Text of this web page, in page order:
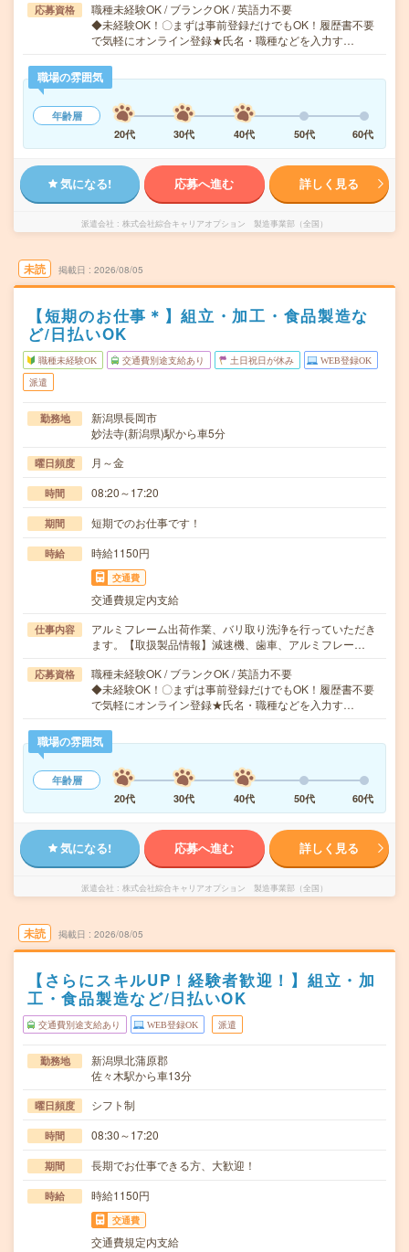
応募資格
職種未経験OK / ブランクOK / 英語力不要
◆未経験OK！〇まずは事前登録だけでもOK！履歴書不要
で気軽にオンライン登録★氏名・職種などを入力す…
職場の雰囲気
年齢層
20代
30代 40代 50代 60代
気になる! 応募へ進む 詳しく見る
派遣会社 株式会社綜合キャリアオプション 製造事業部（全国）
未読 掲載日 2026/08/05
【短期のお仕事＊】組立・加工・食品製造な
ど/日払いOK
職種未経験OK 交通費別途支給あり 土日祝日が休み WEB登録OK
派遣
勤務地
新潟県長岡市
妙法寺(新潟県)駅から車5分
曜日頻度 月～金
時間 08:20～17:20
期間 短期でのお仕事です！
時給 時給1150円
交通費
交通費規定内支給
仕事内容
アルミフレーム出荷作業、バリ取り洗浄を行っていただき
ます。【取扱製品情報】減速機、歯車、アルミフレー…
応募資格
職種未経験OK / ブランクOK / 英語力不要
◆未経験OK！〇まずは事前登録だけでもOK！履歴書不要
で気軽にオンライン登録★氏名・職種などを入力す…
職場の雰囲気
年齢層
20代
30代 40代 50代 60代
気になる! 応募へ進む 詳しく見る
派遣会社 株式会社綜合キャリアオプション 製造事業部（全国）
未読 掲載日 2026/08/05
【さらにスキルUP！経験者歓迎！】組立・加
工・食品製造など/日払いOK
交通費別途支給あり WEB登録OK 派遣
勤務地
新潟県北蒲原郡
佐々木駅から車13分
曜日頻度 シフト制
時間 08:30～17:20
期間 長期でお仕事できる方、大歓迎！
時給 時給1150円
交通費
交通費規定内支給